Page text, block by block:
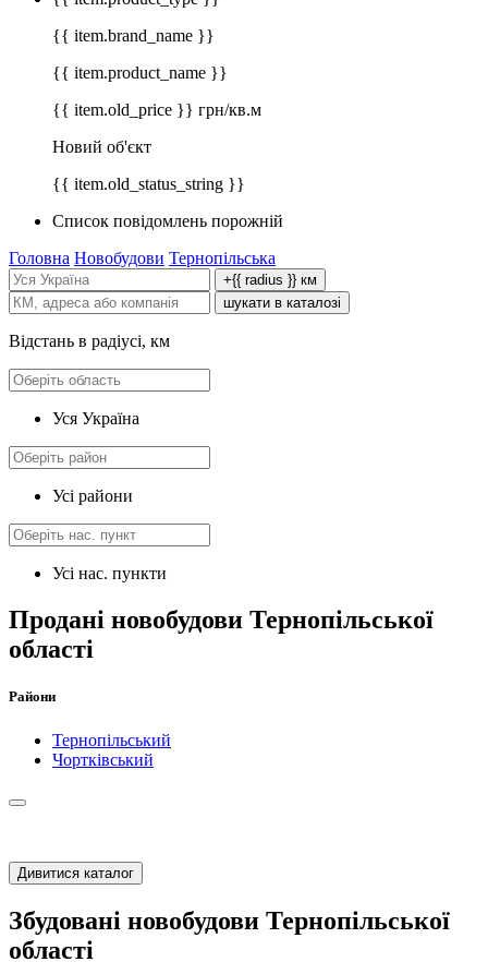
{{ item.brand_name }}
{{ item.product_name }}
{{ item.old_price }} грн/кв.м
Новий об'єкт
{{ item.old_status_string }}
Список повідомлень порожній
Головна Новобудови Тернопільська
+{{ radius }} км
шукати в каталозі
Відстань в радіусі, км
Уся Україна
Усі райони
Усі нас. пункти
Продані новобудови Тернопільської
області
Райони
Тернопільський
Чортківський
Дивитися каталог
Збудовані новобудови Тернопільської
області